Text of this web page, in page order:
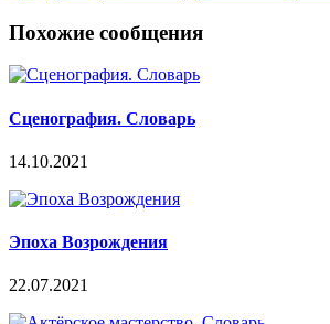
Похожие сообщения
Сценография. Словарь
14.10.2021
Эпоха Возрождения
22.07.2021